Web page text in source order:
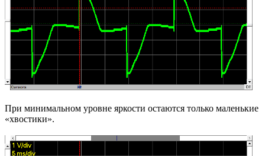
При минимальном уровне яркости остаются только маленькие
«хвостики».